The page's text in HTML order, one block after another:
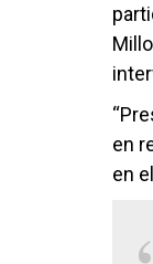
en
en